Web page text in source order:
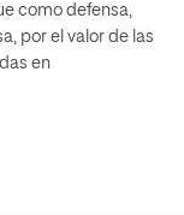
como defensa,
por el valor de las
en